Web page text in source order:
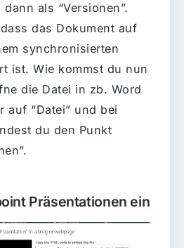
als “Versionen”.
das Dokument auf
synchronisierten
ist. Wie kommst du nun
die Datei in zb. Word
auf “Datei” und bei
du den Punkt
Präsentationen ein